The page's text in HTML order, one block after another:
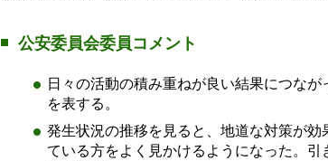
公安委員会委員コメント
日々の活動の積み重ねが良い結果につな
を表する。
発生状況の推移を見ると、地道な対策が
ている方をよく見かけるようになった。